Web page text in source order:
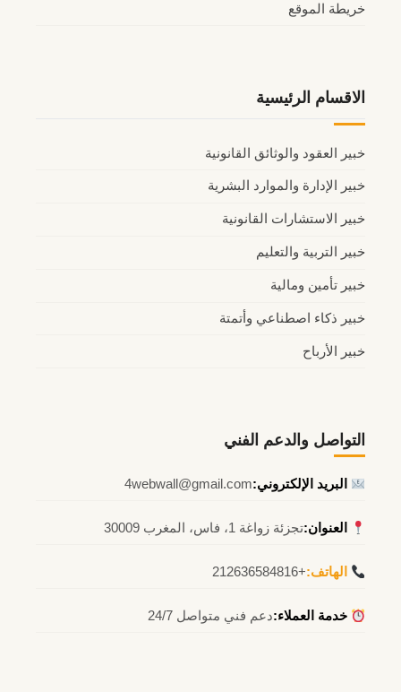
خريطة الموقع
الاقسام الرئيسية
خبير العقود والوثائق القانونية
خبير الإدارة والموارد البشرية
خبير الاستشارات القانونية
خبير التربية والتعليم
خبير تأمين ومالية
خبير ذكاء اصطناعي وأتمتة
خبير الأرباح
التواصل والدعم الفني
البريد الإلكتروني:4webwall@gmail.com
العنوان:تجزئة زواغة 1، فاس، المغرب 30009
الهاتف:+212636584816
خدمة العملاء:دعم فني متواصل 24/7